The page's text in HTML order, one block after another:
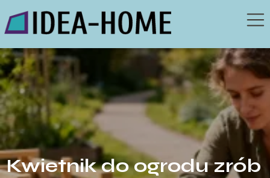
Kwietnik do ogrodu zrób